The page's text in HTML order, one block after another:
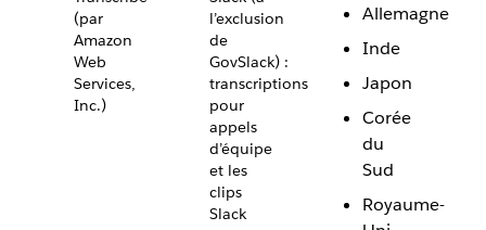
(par
Amazon
Web
Services,
Inc.)
l’exclusion
de
GovSlack) :
transcriptions
pour
appels
d’équipe
et les
clips
Slack
Allemagne
Inde
Japon
Corée
du
Sud
Royaume-